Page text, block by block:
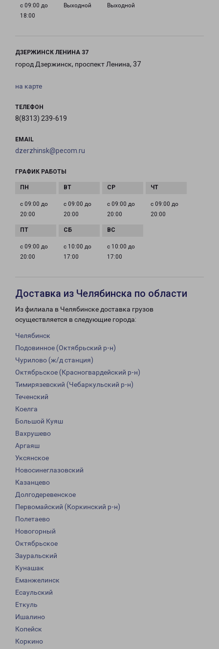
с 09:00 до
18:00
Выходной Выходной
ДЗЕРЖИНСК ЛЕНИНА 37
город Дзержинск, проспект Ленина, 37
на карте
ТЕЛЕФОН
8(8313) 239-619
EMAIL
dzerzhinsk@pecom.ru
ГРАФИК РАБОТЫ
с 09:00 до
20:00
с 09:00 до
20:00
с 09:00 до
20:00
с 09:00 до
20:00
с 09:00 до
20:00
с 10:00 до
17:00
с 10:00 до
17:00
Доставка из Челябинска по области
Из филиала в Челябинске доставка грузов
осуществляется в следующие города:
Челябинск
Подовинное (Октябрьский р-н)
Чурилово (ж/д станция)
Октябрьское (Красногвардейский р-н)
Тимирязевский (Чебаркульский р-н)
Теченский
Коелга
Большой Куяш
Вахрушево
Аргаяш
Уксянское
Новосинеглазовский
Казанцево
Долгодеревенское
Первомайский (Коркинский р-н)
Полетаево
Новогорный
Октябрьское
Зауральский
Кунашак
Еманжелинск
Есаульский
Еткуль
Ишалино
Копейск
Коркино